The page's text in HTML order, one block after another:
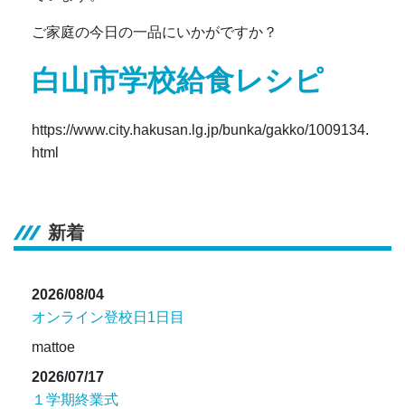
ご家庭の今日の一品にいかがですか？
白山市学校給食レシピ
https://www.city.hakusan.lg.jp/bunka/gakko/1009134.
html
新着
2026/08/04
オンライン登校日1日目
mattoe
2026/07/17
１学期終業式